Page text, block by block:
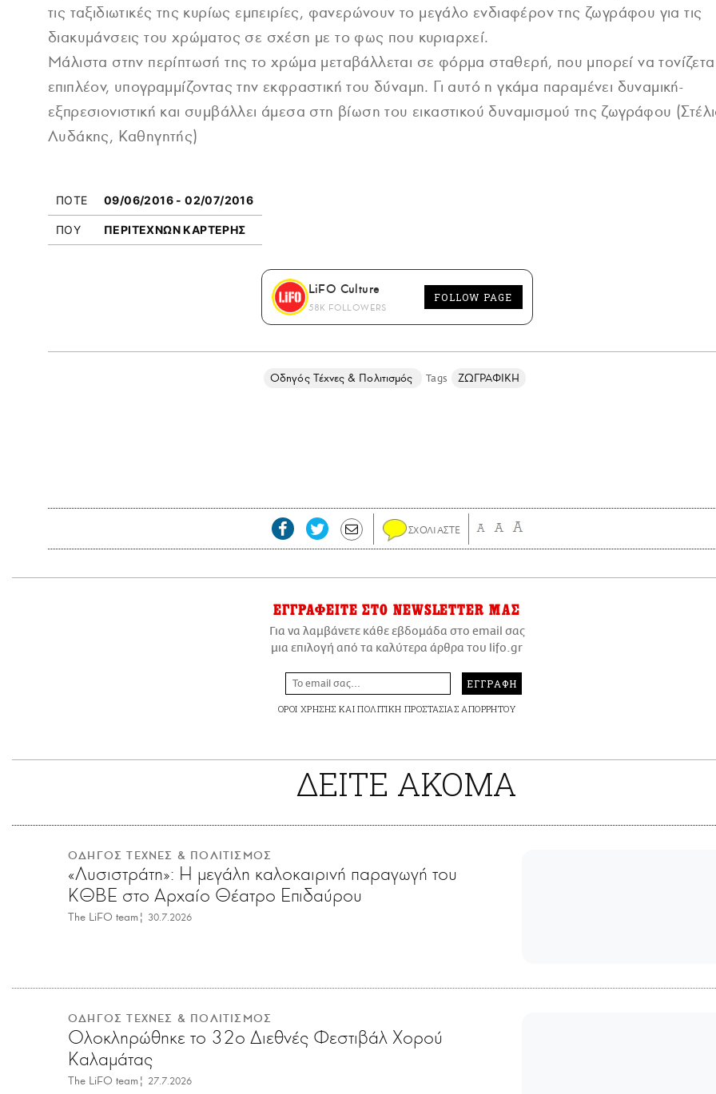
τις ταξιδιωτικές της κυρίως εμπειρίες, φανερώνουν το μεγάλο ενδιαφέρον της ζωγράφου για τις
διακυμάνσεις του χρώματος σε σχέση με το φως που κυριαρχεί.
Μάλιστα στην περίπτωσή της το χρώμα μεταβάλλεται σε φόρμα σταθερή, που μπορεί να
επιπλέον, υπογραμμίζοντας την εκφραστική του δύναμη. Γι αυτό η γκάμα παραμένει δυναμική-
εξπρεσιονιστική και συμβάλλει άμεσα στη βίωση του εικαστικού δυναμισμού της ζωγράφου
Λυδάκης, Καθηγητής)
ΠΟΤΕ 09/06/2016 - 02/07/2016
ΠΟΥ ΠΕΡΙΤΕΧΝΩΝ ΚΑΡΤΕΡΗΣ
LiFO Culture
58K FOLLOWERS
FOLLOW PAGE
Οδηγός Τέχνες & Πολιτισμός ΖΩΓΡΑΦΙΚΗ
ΕΓΓΡΑΦΕΙΤΕ ΣΤΟ NEWSLETTER ΜΑΣ
Για να λαμβάνετε κάθε εβδομάδα στο email σας
μια επιλογή από τα καλύτερα άρθρα του lifo.gr
ΕΓΓΡΑΦΗ
ΟΡΟΙ ΧΡΗΣΗΣ ΚΑΙΠΟΛΙΤΙΚΗ ΠΡΟΣΤΑΣΙΑΣ ΑΠΟΡΡΗΤΟΥ
ΔΕΙΤΕ ΑΚΟΜΑ
ΟΔΗΓΟΣ ΤΕΧΝΕΣ & ΠΟΛΙΤΙΣΜΟΣ
«Λυσιστράτη»: Η μεγάλη καλοκαιρινή παραγωγή του
ΚΘΒΕ στο Αρχαίο Θέατρο Επιδαύρου
The LiFO team| 30.7.2026
ΟΔΗΓΟΣ ΤΕΧΝΕΣ & ΠΟΛΙΤΙΣΜΟΣ
Ολοκληρώθηκε το 32ο Διεθνές Φεστιβάλ Χορού
Καλαμάτας
The LiFO team| 27.7.2026